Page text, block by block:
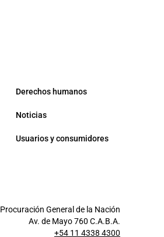
Derechos humanos
Noticias
Usuarios y consumidores
Procuración General de la Nación
Av. de Mayo 760 C.A.B.A.
+54 11 4338 4300